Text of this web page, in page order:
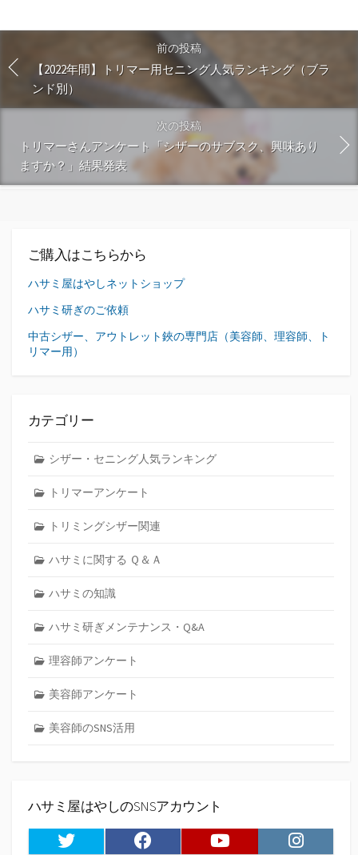
前の投稿
【2022年間】トリマー用セニング人気ランキング（ブラ
ンド別）
次の投稿
トリマーさんアンケート「シザーのサブスク、興味あり
ますか？」結果発表
ご購入はこちらから
ハサミ屋はやしネットショップ
ハサミ研ぎのご依頼
中古シザー、アウトレット鋏の専門店（美容師、理容師、ト
リマー用）
カテゴリー
シザー・セニング人気ランキング
トリマーアンケート
トリミングシザー関連
ハサミに関する Ｑ＆Ａ
ハサミの知識
ハサミ研ぎメンテナンス・Q&A
理容師アンケート
美容師アンケート
美容師のSNS活用
ハサミ屋はやしのSNSアカウント
Twitter Facebook Youtube Instagram